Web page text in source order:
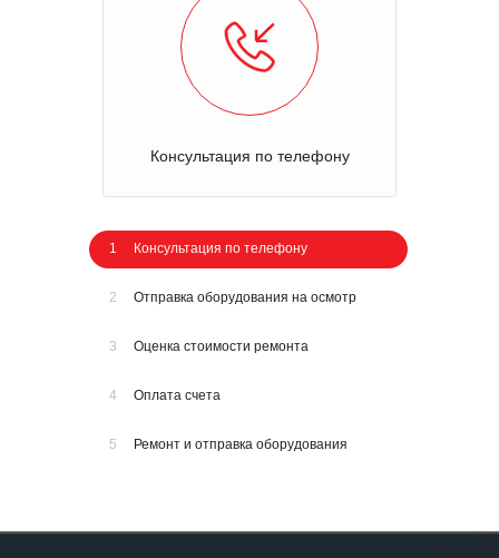
Консультация по телефону
1 Консультация по телефону
2 Отправка оборудования на осмотр
3 Оценка стоимости ремонта
4 Оплата счета
5 Ремонт и отправка оборудования